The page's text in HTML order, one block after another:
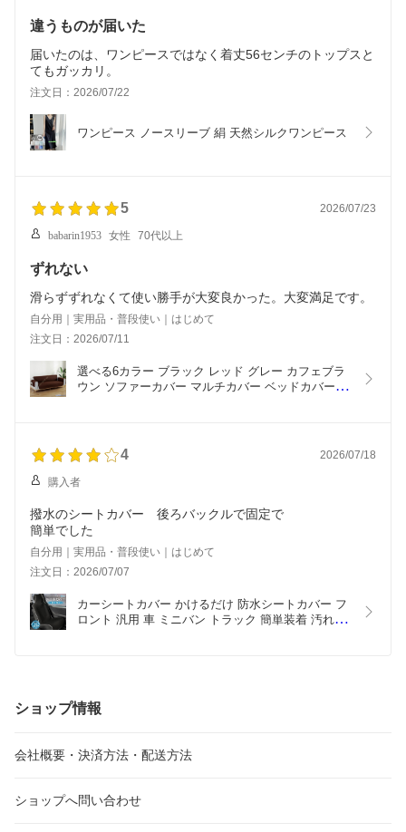
違うものが届いた
届いたのは、ワンピースではなく着丈56センチのトップスと
てもガッカリ。
注文日：2026/07/22
ワンピース ノースリーブ 絹 天然シルクワンピース
5 2026/07/23
babarin1953 女性 70代以上
ずれない
滑らずずれなくて使い勝手が大変良かった。大変満足です。
自分用｜実用品・普段使い｜はじめて
注文日：2026/07/11
選べる6カラー ブラック レッド グレー カフェブラ
ウン ソファーカバー マルチカバー ベッドカバー 長
4 2026/07/18
購入者
撥水のシートカバー 後ろバックルで固定で
簡単でした
自分用｜実用品・普段使い｜はじめて
注文日：2026/07/07
カーシートカバー かけるだけ 防水シートカバー フ
ロント 汎用 車 ミニバン トラック 簡単装着 汚れ防
ショップ情報
会社概要・決済方法・配送方法
ショップへ問い合わせ